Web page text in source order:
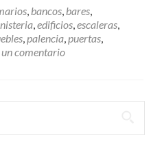
e
m
a
, bancos, bares,
,edificios,escaleras,
,palencia,puertas,
un comentario